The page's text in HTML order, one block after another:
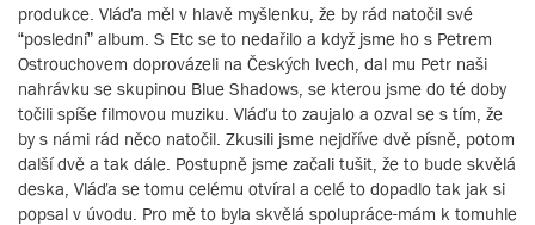
produkce. Vláďa měl v hlavě myšlenku, že by rád natočil své
“poslední” album. S Etc se to nedařilo a když jsme ho s Petrem
Ostrouchovem doprovázeli na Českých lvech, dal mu Petr naši
nahrávku se skupinou Blue Shadows, se kterou jsme do té doby
točili spíše filmovou muziku. Vláďu to zaujalo a ozval se s tím, že
by s námi rád něco natočil. Zkusili jsme nejdříve dvě písně, potom
další dvě a tak dále. Postupně jsme začali tušit, že to bude skvělá
deska, Vláďa se tomu celému otvíral a celé to dopadlo tak jak si
popsal v úvodu. Pro mě to byla skvělá spolupráce-mám k tomuhle